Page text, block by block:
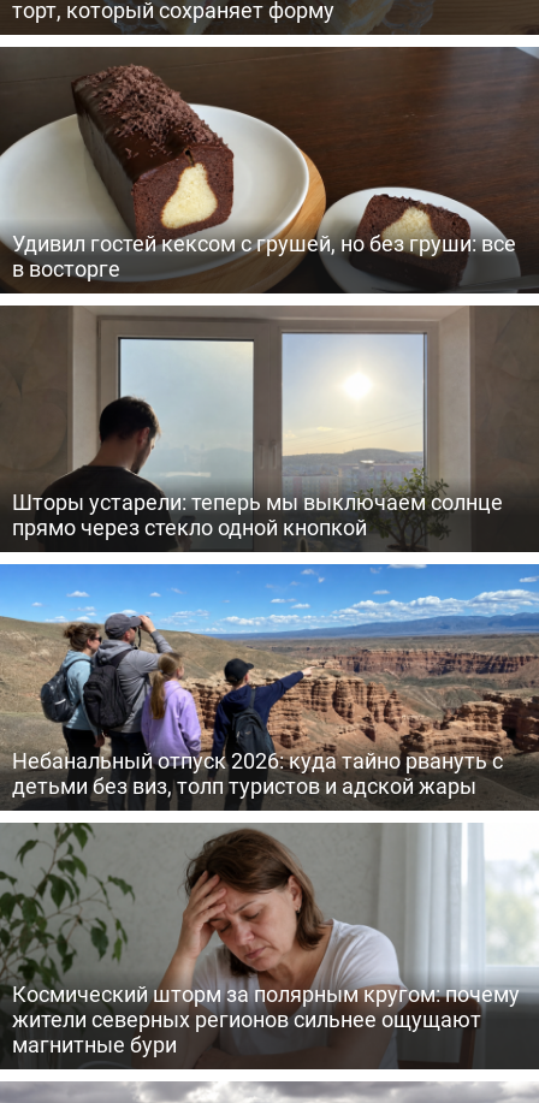
торт, который сохраняет форму
Удивил гостей кексом с грушей, но без груши: все
в восторге
Шторы устарели: теперь мы выключаем солнце
прямо через стекло одной кнопкой
Небанальный отпуск 2026: куда тайно рвануть с
детьми без виз, толп туристов и адской жары
Космический шторм за полярным кругом: почему
жители северных регионов сильнее ощущают
магнитные бури